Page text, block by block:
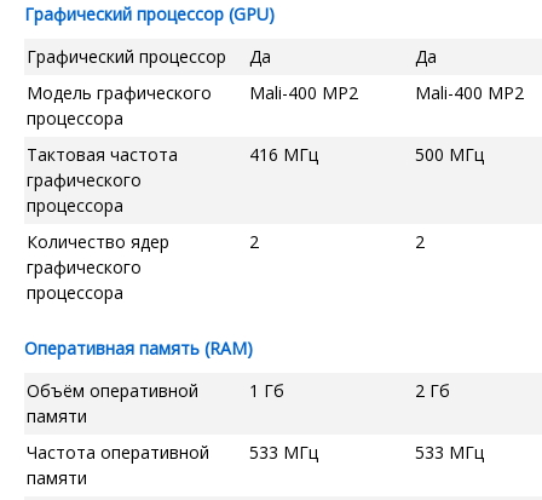
Графический процессор (GPU)
Графический процессор
Да
Да
Модель графического
процессора
Mali-400 MP2 Mali-400 MP2
Тактовая частота
графического
процессора
416 МГц 500 МГц
Количество ядер
графического
процессора
2 2
Оперативная память (RAM)
Объём оперативной
памяти
1 Гб 2 Гб
Частота оперативной
памяти
533 МГц 533 МГц